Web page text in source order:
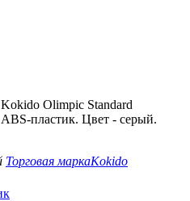
Olimpic Standard
пластик. Цвет - серый.
Торговая маркаKokido